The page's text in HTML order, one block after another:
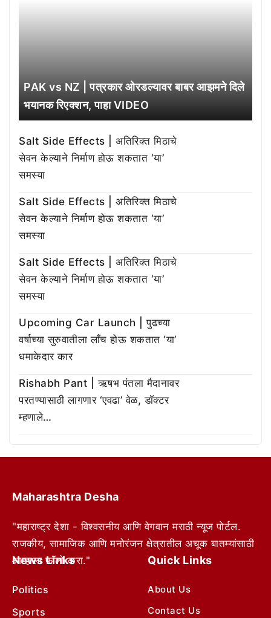
PAK vs NZ | पत्रकार ओरडल्यावर बाबर आझमने दिले
भयानक रिएक्शन, पाहा VIDEO
Salt Side Effects | अतिरिक्त मिठाचे
सेवन केल्याने निर्माण होऊ शकतात ‘या’
समस्या
Salt Side Effects | अतिरिक्त मिठाचे
सेवन केल्याने निर्माण होऊ शकतात ‘या’
समस्या
Salt Side Effects | अतिरिक्त मिठाचे
सेवन केल्याने निर्माण होऊ शकतात ‘या’
समस्या
Upcoming Car Launch | पुढच्या
वर्षाच्या सुरुवातीला लाँच होऊ शकतात ‘या’
धमाकेदार कार
Rishabh Pant | ऋषभ पंतला मैदानावर
परतण्यासाठी लागणार ‘एवढा’ वेळ, डॉक्टर
म्हणाले…
Maharashtra Desha
"महाराष्ट्र देशा - विश्वसनीय आणि वेगवान मराठी न्यूज पोर्टल.
राजकीय, सामाजिक आणि मनोरंजन क्षेत्रातील अचूक बातम्यांसाठी
आम्हाला फॉलो करा."
News Links
Politics
Sports
Quick Links
About Us
Contact Us